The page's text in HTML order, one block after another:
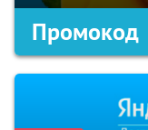
Промокод